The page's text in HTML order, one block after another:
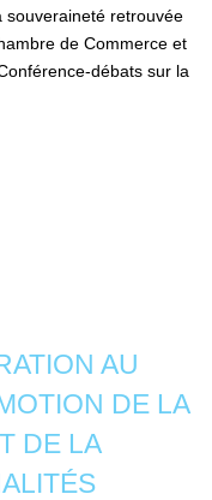
souveraineté retrouvée
de Commerce et
débats sur la
AU
DE LA
DE LA